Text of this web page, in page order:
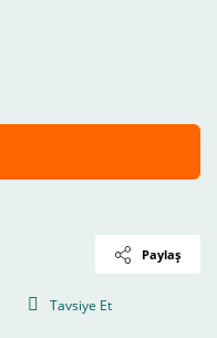
Paylaş
Tavsiye Et